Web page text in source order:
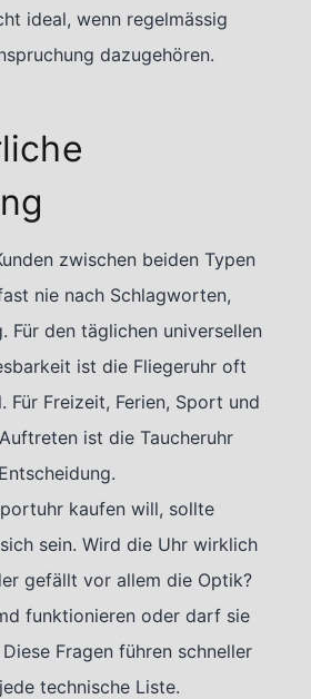
ideal, wenn regelmässig
dazugehören.
zwischen beiden Typen
nie nach Schlagworten,
Für den täglichen universellen
ist die Fliegeruhr oft
Für Freizeit, Ferien, Sport und
ist die Taucheruhr
kaufen will, sollte
sein. Wird die Uhr wirklich
gefällt vor allem die Optik?
funktionieren oder darf sie
Fragen führen schneller
technische Liste.